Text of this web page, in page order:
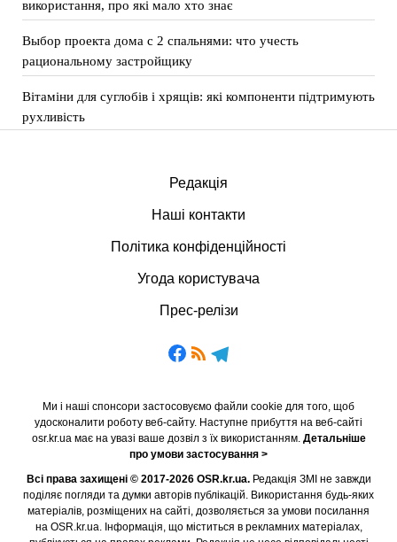
використання, про які мало хто знає
Выбор проекта дома с 2 спальнями: что учесть
рациональному застройщику
Вітаміни для суглобів і хрящів: які компоненти підтримують
рухливість
Редакція
Наші контакти
Політика конфіденційності
Угода користувача
Прес-релізи
Ми і наші спонсори застосовуємо файли cookie для того, щоб
удосконалити роботу веб-сайту. Наступне прибуття на веб-сайті
osr.kr.ua має на увазі ваше дозвіл з їх використанням. Детальніше
про умови застосування >
Всі права захищені © 2017-2026 OSR.kr.ua.Редакція ЗМІ не завжди
поділяє погляди та думки авторів публікацій. Використання будь-яких
матеріалів, розміщених на сайті, дозволяється за умови посилання
на OSR.kr.ua. Інформація, що міститься в рекламних матеріалах,